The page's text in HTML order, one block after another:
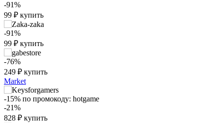
-91%
99 ₽ купить
-91%
99 ₽ купить
-76%
249 ₽ купить
Market
-15% по промокоду: hotgame
-21%
828 ₽ купить
₽
400
600
800